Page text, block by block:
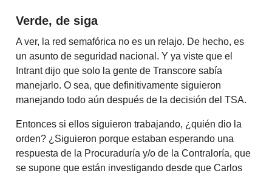
Verde, de siga
A ver, la red semafórica no es un relajo. De hecho, es
un asunto de seguridad nacional. Y ya viste que el
Intrant dijo que solo la gente de Transcore sabía
manejarlo. O sea, que definitivamente siguieron
manejando todo aún después de la decisión del TSA.
Entonces si ellos siguieron trabajando, ¿quién dio la
orden? ¿Siguieron porque estaban esperando una
respuesta de la Procuraduría y/o de la Contraloría, que
se supone que están investigando desde que Carlos